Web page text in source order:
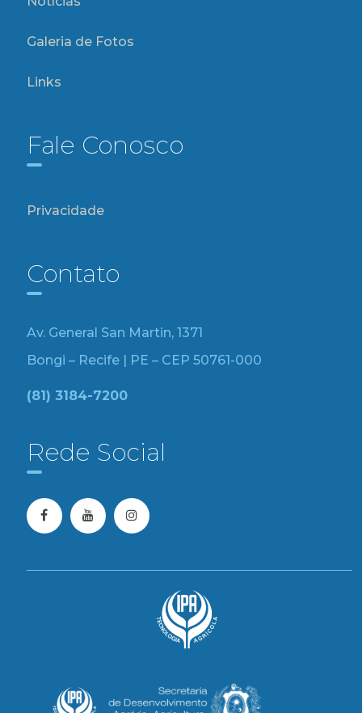
Galeria de Fotos
Links
Fale Conosco
Privacidade
Contato
Av. General San Martin, 1371
Bongi – Recife | PE – CEP 50761-000
(81) 3184-7200
Rede Social